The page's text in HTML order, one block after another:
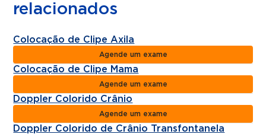
relacionados
Colocação de Clipe Axila
Agende um exame
Colocação de Clipe Mama
Agende um exame
Doppler Colorido Crânio
Agende um exame
Doppler Colorido de Crânio Transfontanela